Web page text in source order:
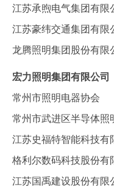
江苏承煦电气集团有限
江苏豪纬交通集团有限
龙腾照明集团股份有限
宏力照明集团有限公司
常州市照明电器协会
常州市武进区半导体照
江苏史福特智能科技有
格利尔数码科技股份
江苏国禹建设股份有限